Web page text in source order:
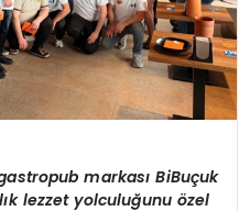
markası BiBuçuk
lezzet yolculuğunu özel